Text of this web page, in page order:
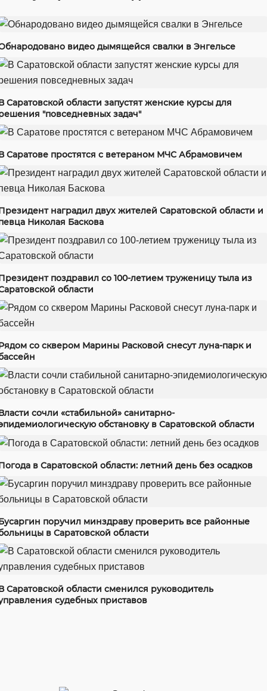
видео дымящейся свалки в Энгельсе
Саратовской области запустят женские курсы для
"повседневных задач"
Саратове простятся с ветераном МЧС Абрамовичем
наградил двух жителей Саратовской области и
Николая Баскова
поздравил со 100-летием труженицу тыла из
области
со сквером Марины Расковой снесут луна-парк и
сочли «стабильной» санитарно-
обстановку в Саратовской области
в Саратовской области: летний день без осадков
поручил минздраву проверить все районные
в Саратовской области
Саратовской области сменился руководитель
судебных приставов